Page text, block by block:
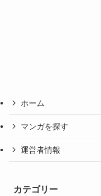
ホーム
マンガを探す
運営者情報
カテゴリー